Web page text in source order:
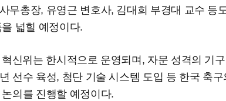
무총장, 유영근 변호사, 김대희 부경대 교수 등
넓힐 예정이다.
신위는 한시적으로 운영되며, 자문 성격의 기
선수 육성, 첨단 기술 시스템 도입 등 한국 축구
의를 진행할 예정이다.